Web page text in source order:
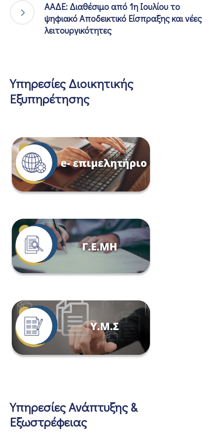
ΑΑΔΕ: Διαθέσιμο από 1η Ιουλίου το
ψηφιακό Αποδεικτικό Είσπραξης και νέες
λειτουργικότητες
Υπηρεσίες Διοικητικής
Εξυπηρέτησης
Υπηρεσίες Ανάπτυξης &
Εξωστρέφειας